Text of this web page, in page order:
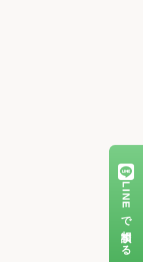
LINEで相談する